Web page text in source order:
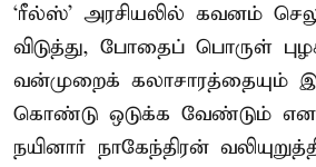
‘ரீல்ஸ்’ அரசியலில் கவனம்
விடுத்து, போதைப் பொருள்
வன்முறைக் கலாசாரத்தையும்
கொண்டு ஒடுக்க வேண்டும்
நயினார் நாகேந்திரன்